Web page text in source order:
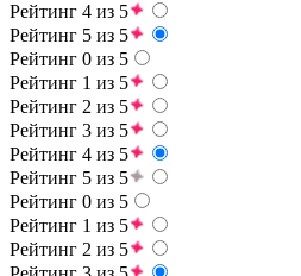
Рейтинг 4 из 5
Рейтинг 5 из 5
Рейтинг 0 из 5
Рейтинг 1 из 5
Рейтинг 2 из 5
Рейтинг 3 из 5
Рейтинг 4 из 5
Рейтинг 5 из 5
Рейтинг 0 из 5
Рейтинг 1 из 5
Рейтинг 2 из 5